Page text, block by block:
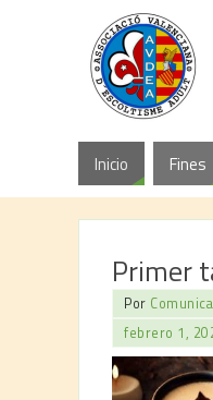
Inicio Fines
Primer
Por
febrero 1,